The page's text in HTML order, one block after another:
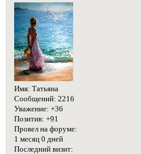
Имя: Татьяна
Сообщений: 2216
Уважение: +36
Позитив: +91
Провел на форуме:
1 месяц 0 дней
Последний визит: